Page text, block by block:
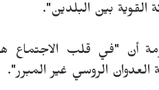
القوية بين البلدين".
أن "في قلب الاجتماع
العدوان الروسي غير المبرر".